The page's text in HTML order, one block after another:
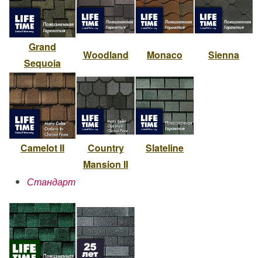
Grand
Sequoia
Woodland Monaco Sienna
Camelot II
Country
Mansion II
Slateline
Стандарт